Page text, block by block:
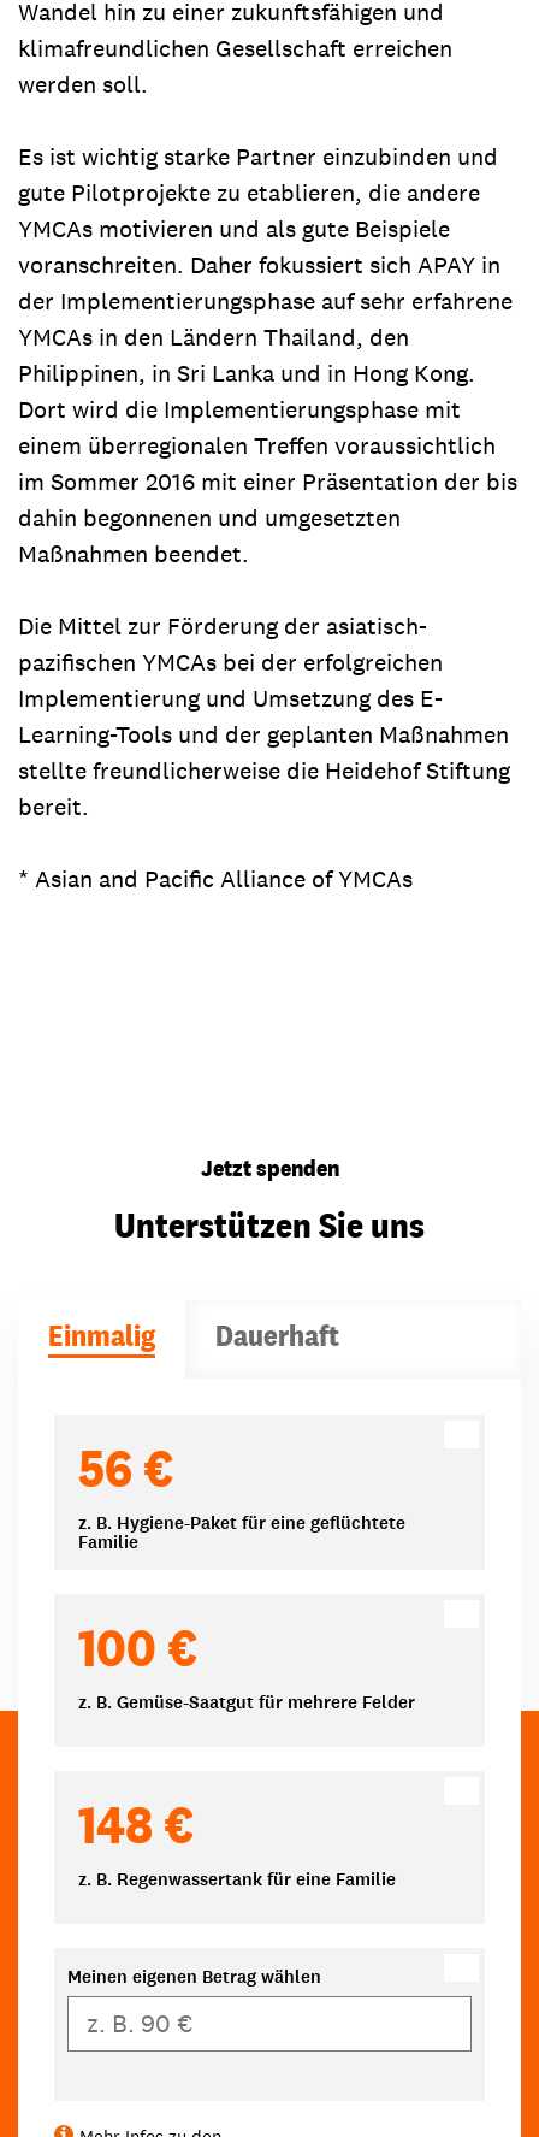
Wandel hin zu einer zukunftsfähigen und
klimafreundlichen Gesellschaft erreichen
werden soll.
Es ist wichtig starke Partner einzubinden und
gute Pilotprojekte zu etablieren, die andere
YMCAs motivieren und als gute Beispiele
voranschreiten. Daher fokussiert sich APAY in
der Implementierungsphase auf sehr erfahrene
YMCAs in den Ländern Thailand, den
Philippinen, in Sri Lanka und in Hong Kong.
Dort wird die Implementierungsphase mit
einem überregionalen Treffen voraussichtlich
im Sommer 2016 mit einer Präsentation der bis
dahin begonnenen und umgesetzten
Maßnahmen beendet.
Die Mittel zur Förderung der asiatisch-
pazifischen YMCAs bei der erfolgreichen
Implementierung und Umsetzung des E-
Learning-Tools und der geplanten Maßnahmen
stellte freundlicherweise die Heidehof Stiftung
bereit.
* Asian and Pacific Alliance of YMCAs
Jetzt spenden
Unterstützen Sie uns
Einmalig Dauerhaft
56 €
z. B. Hygiene-Paket für eine geflüchtete
Familie
100 €
z. B. Gemüse-Saatgut für mehrere Felder
148 €
z. B. Regenwassertank für eine Familie
Meinen eigenen Betrag wählen